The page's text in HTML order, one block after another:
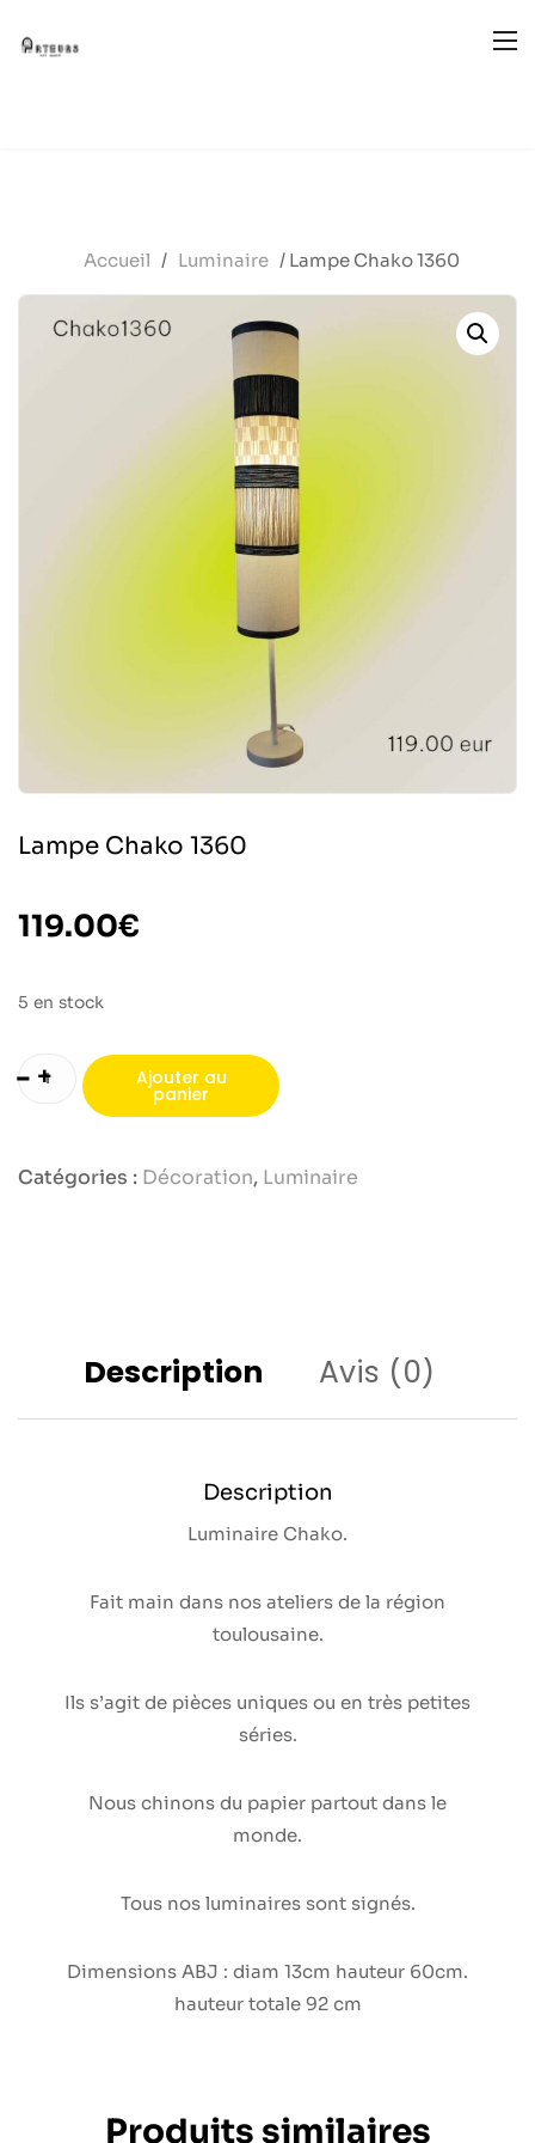
Accueil / Luminaire / Lampe Chako 1360
Lampe Chako 1360
119.00€
5 en stock
+
- Ajouter au
panier
Catégories : Décoration, Luminaire
Description Avis (0)
Description
Luminaire Chako.
Fait main dans nos ateliers de la région
toulousaine.
Ils s’agit de pièces uniques ou en très petites
séries.
Nous chinons du papier partout dans le
monde.
Tous nos luminaires sont signés.
Dimensions ABJ : diam 13cm hauteur 60cm.
hauteur totale 92 cm
Produits similaires